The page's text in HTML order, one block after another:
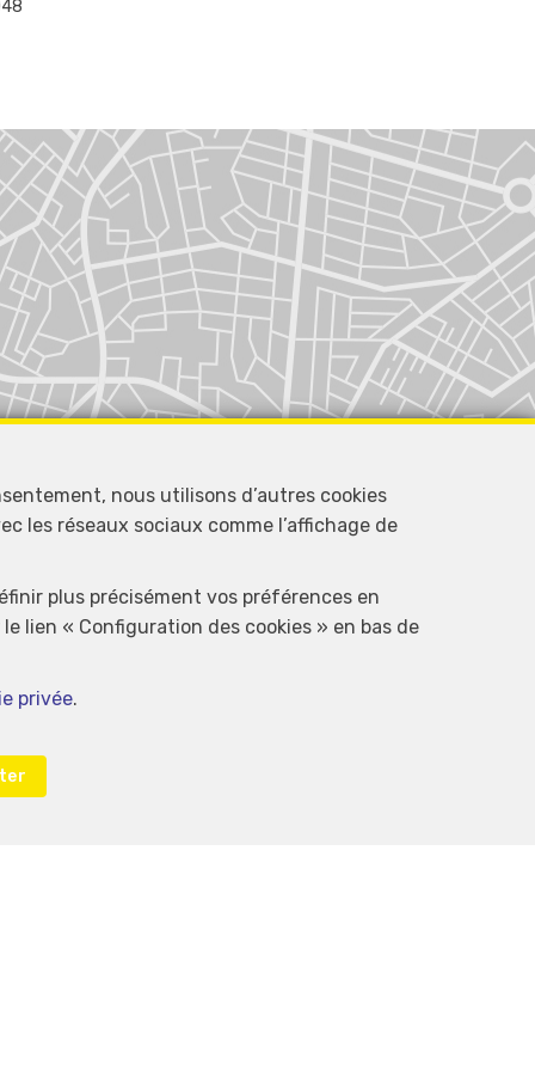
nous utilisons d’autres cookies
les réseaux sociaux comme l’affichage de
plus précisément vos préférences en
lien « Configuration des cookies » en bas de
privée.